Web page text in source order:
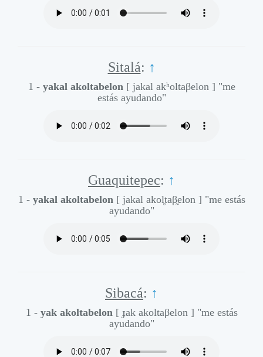
Sitalá: ↑
1 - yakal akoltabelon [ jakal akʰoltaβelon ] "me
estás ayudando"
Guaquitepec: ↑
1 - yakal akoltabelon [ jakal akol̥taβ̰elon ] "me estás
ayudando"
Sibacá: ↑
1 - yak akoltabelon [ ɟak akoltaβelon ] "me estás
ayudando"